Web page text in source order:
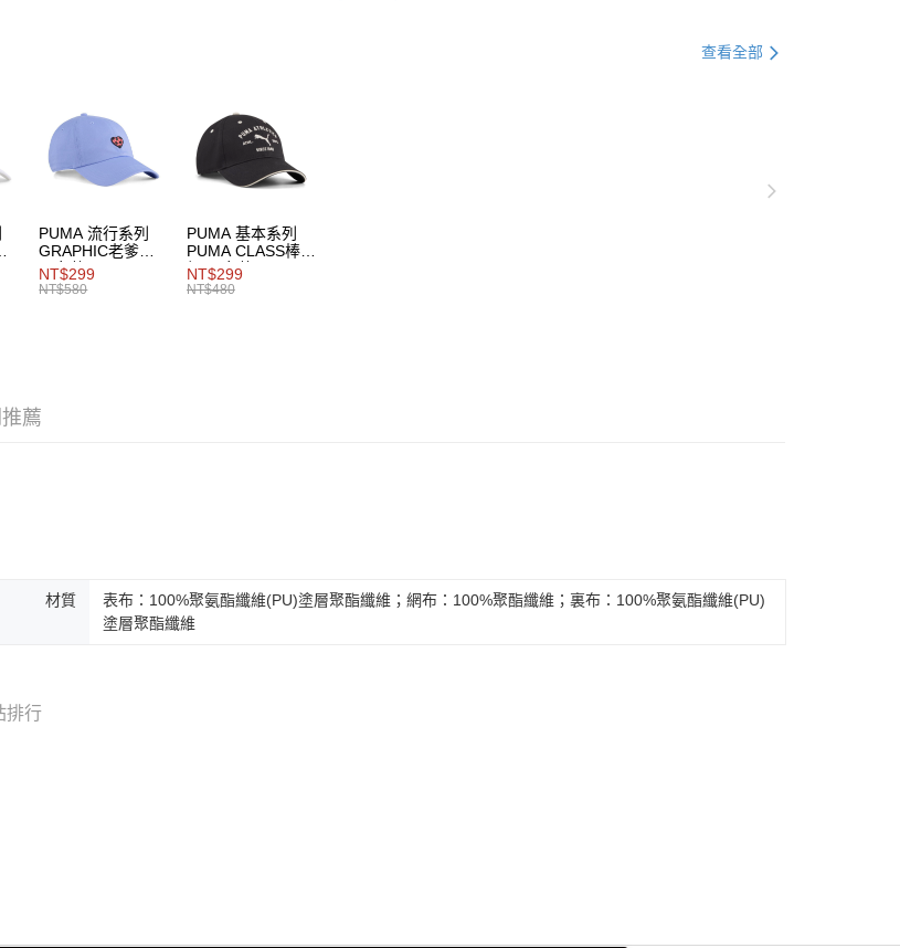
查看全部
PUMA 流行系列
GRAPHIC老爹帽
男女共同
NT$299
NT$580
PUMA 基本系列
PUMA CLASS棒球
帽 男女共同
NT$299
NT$480
薦
材質
表布：100%聚氨酯纖維(PU)塗層聚酯纖維；網布：100%聚酯纖維；裏布：100%聚氨酯纖維(PU)
塗層聚酯纖維
排行